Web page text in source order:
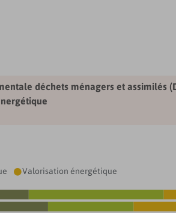
déchets ménagers et assimilés
Valorisation énergétique